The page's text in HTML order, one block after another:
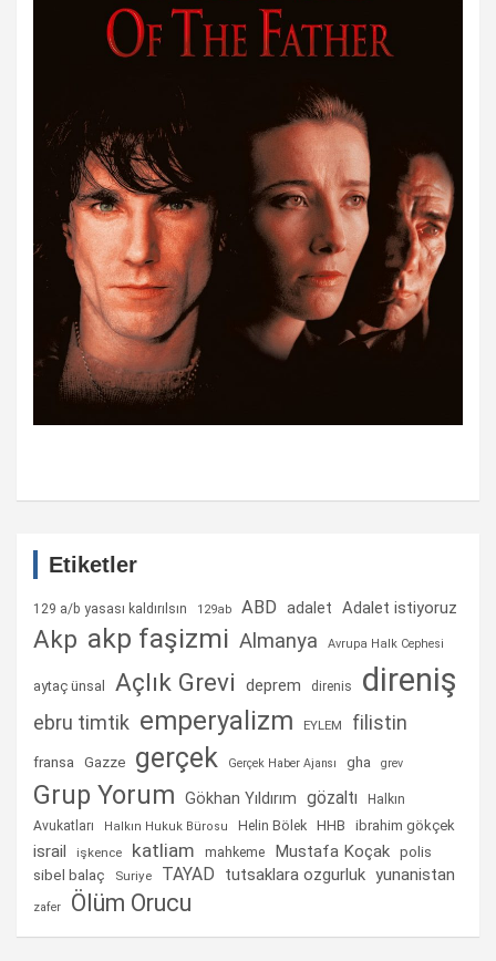
Etiketler
129 a/b yasası kaldırılsın 129ab ABD adalet Adalet istiyoruz
Akp akp faşizmi Almanya Avrupa Halk Cephesi
aytaç ünsal Açlık Grevi deprem direnis direniş
ebru timtik emperyalizm EYLEM filistin
fransa Gazze gerçek Gerçek Haber Ajansı gha grev
Grup Yorum Gökhan Yıldırım gözaltı
Halkın
Avukatları
Halkın Hukuk Bürosu Helin Bölek HHB ibrahim gökçek
israil işkence katliam mahkeme Mustafa Koçak polis
sibel balaç Suriye TAYAD tutsaklara ozgurluk yunanistan
zafer Ölüm Orucu